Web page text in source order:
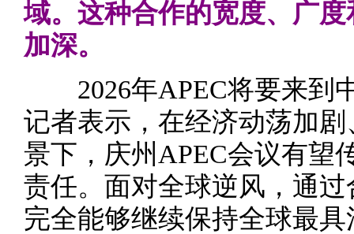
域。这种合作的宽度、广
加深。
2026年APEC将要来到
记者表示，在经济动荡加
景下，庆州APEC会议有望
责任。面对全球逆风，通
完全能够继续保持全球最